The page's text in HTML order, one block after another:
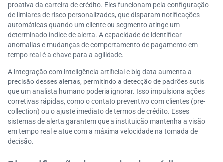
proativa da carteira de crédito. Eles funcionam pela configuração
de limiares de risco personalizados, que disparam notificações
automáticas quando um cliente ou segmento atinge um
determinado índice de alerta. A capacidade de identificar
anomalias e mudanças de comportamento de pagamento em
tempo real é a chave para a agilidade.
A integração com inteligência artificial e big data aumenta a
precisão desses alertas, permitindo a detecção de padrões sutis
que um analista humano poderia ignorar. Isso impulsiona ações
corretivas rápidas, como o contato preventivo com clientes (pre-
collection) ou o ajuste imediato de termos de crédito. Esses
sistemas de alerta garantem que a instituição mantenha a visão
em tempo real e atue com a máxima velocidade na tomada de
decisão.